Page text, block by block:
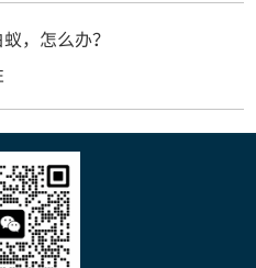
，怎么办？